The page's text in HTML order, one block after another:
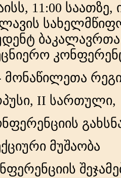
11:00
მონაწილეთა
II
მუშაობა